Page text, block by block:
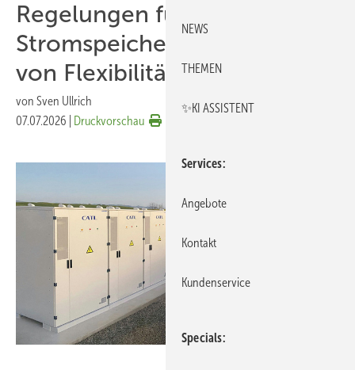
Regelungen für
Stromspeicher und Aufbau
von Flexibilität
von Sven Ullrich
07.07.2026
Druckvorschau
NEWS
THEMEN
✨KI ASSISTENT
Services
Angebote
Kontakt
Kundenservice
Specials